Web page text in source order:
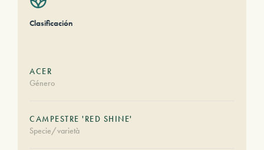
Clasificación
ACER
Género
CAMPESTRE 'RED SHINE'
Specie/varietà